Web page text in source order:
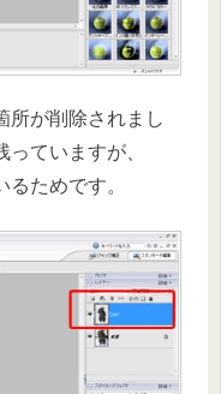
所が削除されまし
ていますが、
るためです。